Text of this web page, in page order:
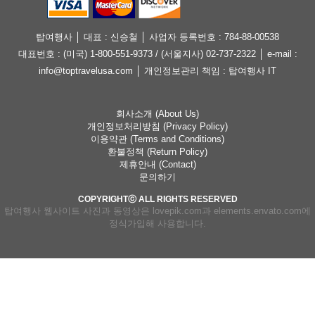
탑여행사 │ 대표 : 신승철 │ 사업자 등록번호 : 784-88-00538
대표번호 : (미국) 1-800-551-9373 / (서울지사) 02-737-2322 │ e-mail :
info@toptravelusa.com │ 개인정보관리 책임 : 탑여행사 IT
회사소개 (About Us)
개인정보처리방침 (Privacy Policy)
이용약관 (Terms and Conditions)
환불정책 (Return Policy)
제휴안내 (Contact)
문의하기
COPYRIGHTⓒ ALL RIGHTS RESERVED
탑여행사 웹사이트 사진과 동영상은 lovepik.com과 elements.envato.com에
정식가입해 사용합니다.